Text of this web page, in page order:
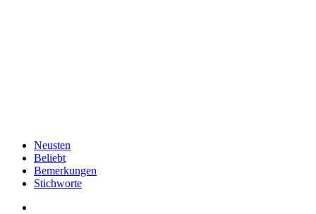
Neusten
Beliebt
Bemerkungen
Stichworte